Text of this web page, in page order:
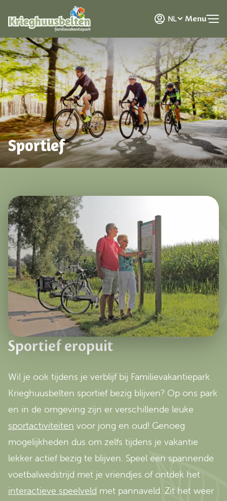
NL
EN Menu
Sportief
Sportief eropuit
Wil je ook tijdens je verblijf bij Familievakantiepark
Krieghuusbelten sportief bezig blijven? Op ons park
en in de omgeving zijn er verschillende leuke
sportactiviteiten voor jong en oud! Genoeg
mogelijkheden dus om zelfs tijdens je vakantie
lekker actief bezig te blijven. Speel een spannende
voetbalwedstrijd met je vriendjes of ontdek het
interactieve speelveld met pannaveld. Zit het weer